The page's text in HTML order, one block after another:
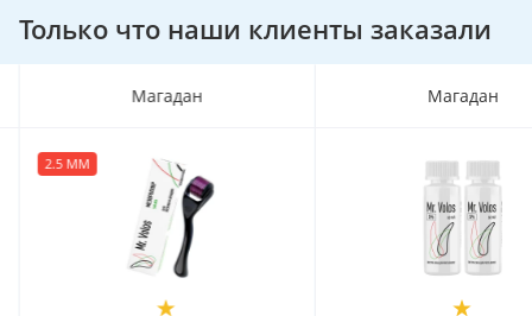
Только что наши клиенты заказали
Магадан
2.5 ММ
Магадан